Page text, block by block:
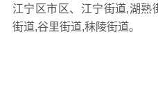
江宁区市区、江宁街道,湖熟
街道,谷里街道,秣陵街道。